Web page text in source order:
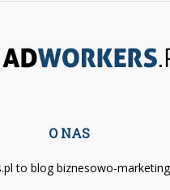
O NAS
to blog biznesowo-